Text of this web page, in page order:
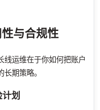
与合规性
线运维在于你如何把账户
期策略。
划